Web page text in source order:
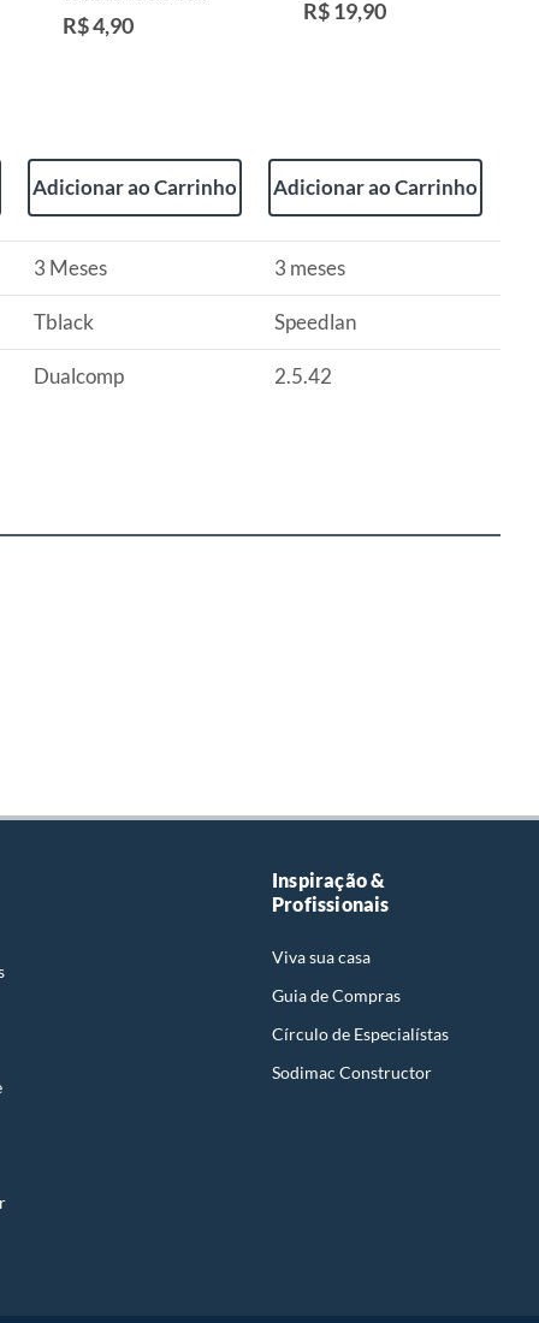
14x8x3cm
R$ 4,90
Adicionar ao Carrinho
R$ 19,90
Adicionar ao Carrinho
3 Meses 3 meses
Tblack Speedlan
Dualcomp 2.5.42
Inspiração &
Profissionais
Viva sua casa
Guia de Compras
Círculo de Especialístas
Sodimac Constructor